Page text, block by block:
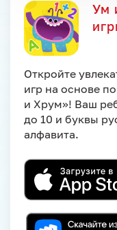
Ум
Откройте
игр на основе
и Хрум»! Ваш
до 10 и буквы
алфавита.